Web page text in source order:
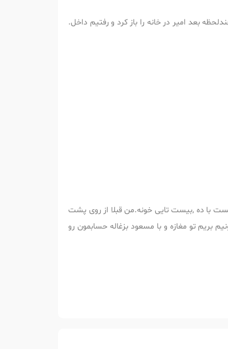
بعد امیر در خانه را باز کرد و رفتیم داخل.
با ده ,بیست تایی خونه.من قبلا از روی پشت
بریم تو مغازه و با مسعود بزغاله حسابمون رو